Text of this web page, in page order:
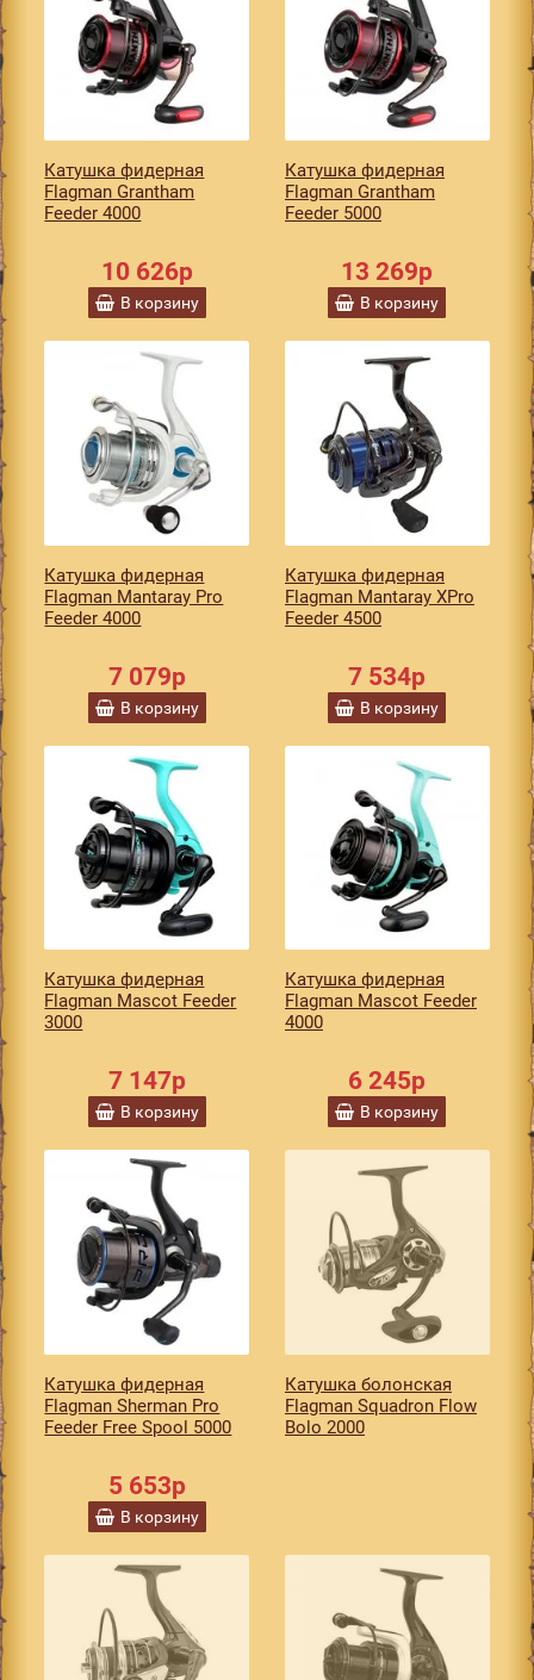
Катушка фидерная
Flagman Grantham
Feeder 4000
10 626р
В корзину
Катушка фидерная
Flagman Grantham
Feeder 5000
13 269р
В корзину
Катушка фидерная
Flagman Mantaray Pro
Feeder 4000
7 079р
В корзину
Катушка фидерная
Flagman Mantaray XPro
Feeder 4500
7 534р
В корзину
Катушка фидерная
Flagman Mascot Feeder
3000
7 147р
В корзину
Катушка фидерная
Flagman Mascot Feeder
4000
6 245р
В корзину
Катушка фидерная
Flagman Sherman Pro
Feeder Free Spool 5000
5 653р
В корзину
Катушкa болонская
Flagman Squadron Flow
Bolo 2000